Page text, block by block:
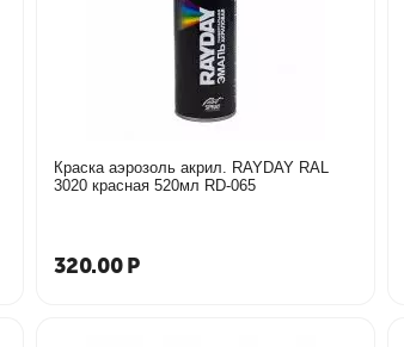
Краска аэрозоль акрил. RAYDAY RAL
3020 красная 520мл RD-065
320.00 Р